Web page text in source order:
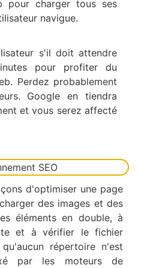
pour charger tous ses
navigue.
s'il doit attendre
pour profiter du
Perdez probablement
Google en tiendra
et vous serez affecté
d'optimiser une page
des images et des
éléments en double, à
et à vérifier le fichier
répertoire n'est
par les moteurs de